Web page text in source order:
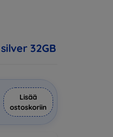
32GB
Lisää
ostoskoriin